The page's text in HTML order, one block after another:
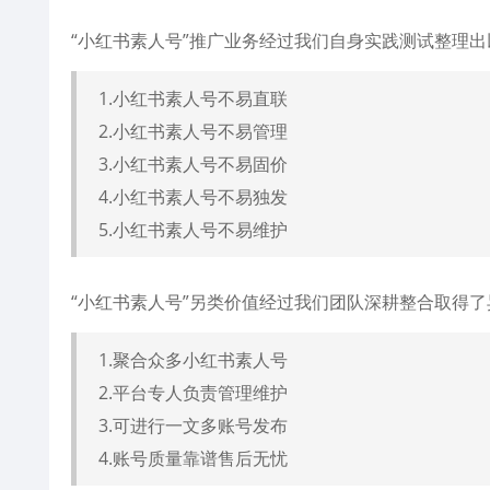
“小红书素人号”推广业务经过我们自身实践测试整理
1.小红书素人号不易直联
2.小红书素人号不易管理
3.小红书素人号不易固价
4.小红书素人号不易独发
5.小红书素人号不易维护
“小红书素人号”另类价值经过我们团队深耕整合取得
1.聚合众多小红书素人号
2.平台专人负责管理维护
3.可进行一文多账号发布
4.账号质量靠谱售后无忧